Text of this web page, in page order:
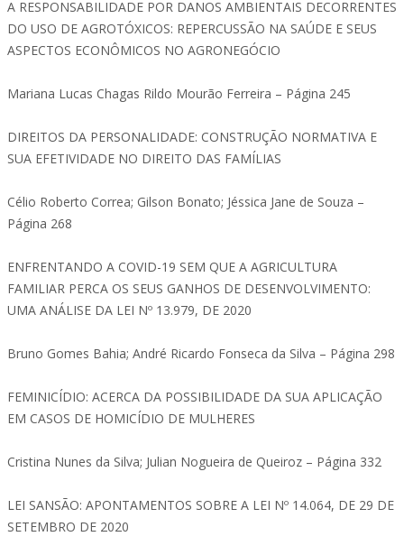
A RESPONSABILIDADE POR DANOS AMBIENTAIS DECORRENTES
DO USO DE AGROTÓXICOS: REPERCUSSÃO NA SAÚDE E SEUS
ASPECTOS ECONÔMICOS NO AGRONEGÓCIO
Mariana Lucas Chagas Rildo Mourão Ferreira – Página 245
DIREITOS DA PERSONALIDADE: CONSTRUÇÃO NORMATIVA E
SUA EFETIVIDADE NO DIREITO DAS FAMÍLIAS
Célio Roberto Correa; Gilson Bonato; Jéssica Jane de Souza –
Página 268
ENFRENTANDO A COVID-19 SEM QUE A AGRICULTURA
FAMILIAR PERCA OS SEUS GANHOS DE DESENVOLVIMENTO:
UMA ANÁLISE DA LEI Nº 13.979, DE 2020
Bruno Gomes Bahia; André Ricardo Fonseca da Silva – Página 298
FEMINICÍDIO: ACERCA DA POSSIBILIDADE DA SUA APLICAÇÃO
EM CASOS DE HOMICÍDIO DE MULHERES
Cristina Nunes da Silva; Julian Nogueira de Queiroz – Página 332
LEI SANSÃO: APONTAMENTOS SOBRE A LEI Nº 14.064, DE 29 DE
SETEMBRO DE 2020